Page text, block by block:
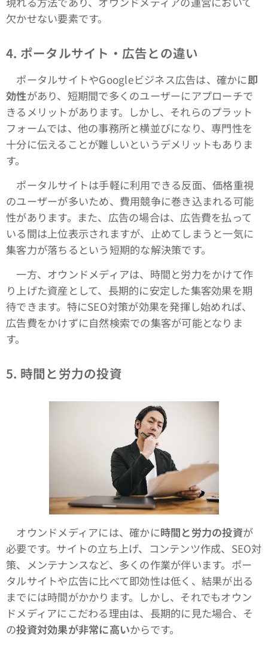
欠かせない要素です。
4. ポータルサイト・広告との違い
ポータルサイトやGoogleビジネス広告は、確かに即
効性があり、短期間で多くのユーザーにアプローチで
きるメリットがあります。しかし、それらのプラット
フォームでは、他の事務所と横並びになり、専門性を
十分に伝えることが難しいというデメリットもありま
す。
ポータルサイトは手軽に利用できる反面、価格重視
のユーザーが多いため、費用競争に巻き込まれる可能
性があります。また、広告の場合は、広告費を払って
いる間は上位表示されますが、止めてしまうと一気に
集客力が落ちるという短期的な解決策です。
一方、オウンドメディアは、時間と労力をかけて作
り上げた資産として、長期的に安定した集客効果を期
待できます。特にSEO対策が効果を発揮し始めれば、
広告費をかけずに自然検索での集客が可能となりま
す。
5. 時間と労力の投資
オウンドメディアには、確かに時間と労力の投資が
必要です。サイトの立ち上げ、コンテンツ作成、SEO対
策、メンテナンスなど、多くの作業が伴います。ポー
タルサイトや広告に比べて即効性は低く、結果が出る
までには時間がかかります。しかし、それでもオウン
ドメディアにこだわる理由は、長期的に見た場合、そ
の投資対効果が非常に高いからです。